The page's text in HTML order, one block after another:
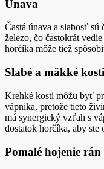
Únava
Častá únava a slabosť
železo, čo častokrát
horčíka môže tiež
Slabé a mäkké kosti
Krehké kosti môžu byť
vápnika, pretože tieto
má synergický vzťah s
dostatok horčíka, aby ste
Pomalé hojenie rán